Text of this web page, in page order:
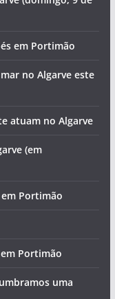
em Portimão
no Algarve este
atuam no Algarve
(em
Portimão
Portimão
uma